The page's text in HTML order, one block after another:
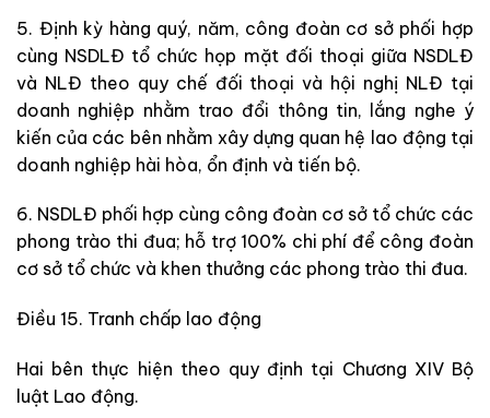
5. Định kỳ hàng quý, năm, công đoàn cơ sở phối hợp
cùng NSDLĐ tổ chức họp mặt đối thoại giữa NSDLĐ
và NLĐ theo quy chế đối thoại và hội nghị NLĐ tại
doanh nghiệp nhằm trao đổi thông tin, lắng nghe ý
kiến của các bên nhằm xây dựng quan hệ lao động tại
doanh nghiệp hài hòa, ổn định và tiến bộ.
6. NSDLĐ phối hợp cùng công đoàn cơ sở tổ chức các
phong trào thi đua; hỗ trợ 100% chi phí để công đoàn
cơ sở tổ chức và khen thưởng các phong trào thi đua.
Điều 15. Tranh chấp lao động
Hai bên thực hiện theo quy định tại Chương XIV Bộ
luật Lao động.